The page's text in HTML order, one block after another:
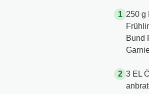
250 g
Bund
3 EL